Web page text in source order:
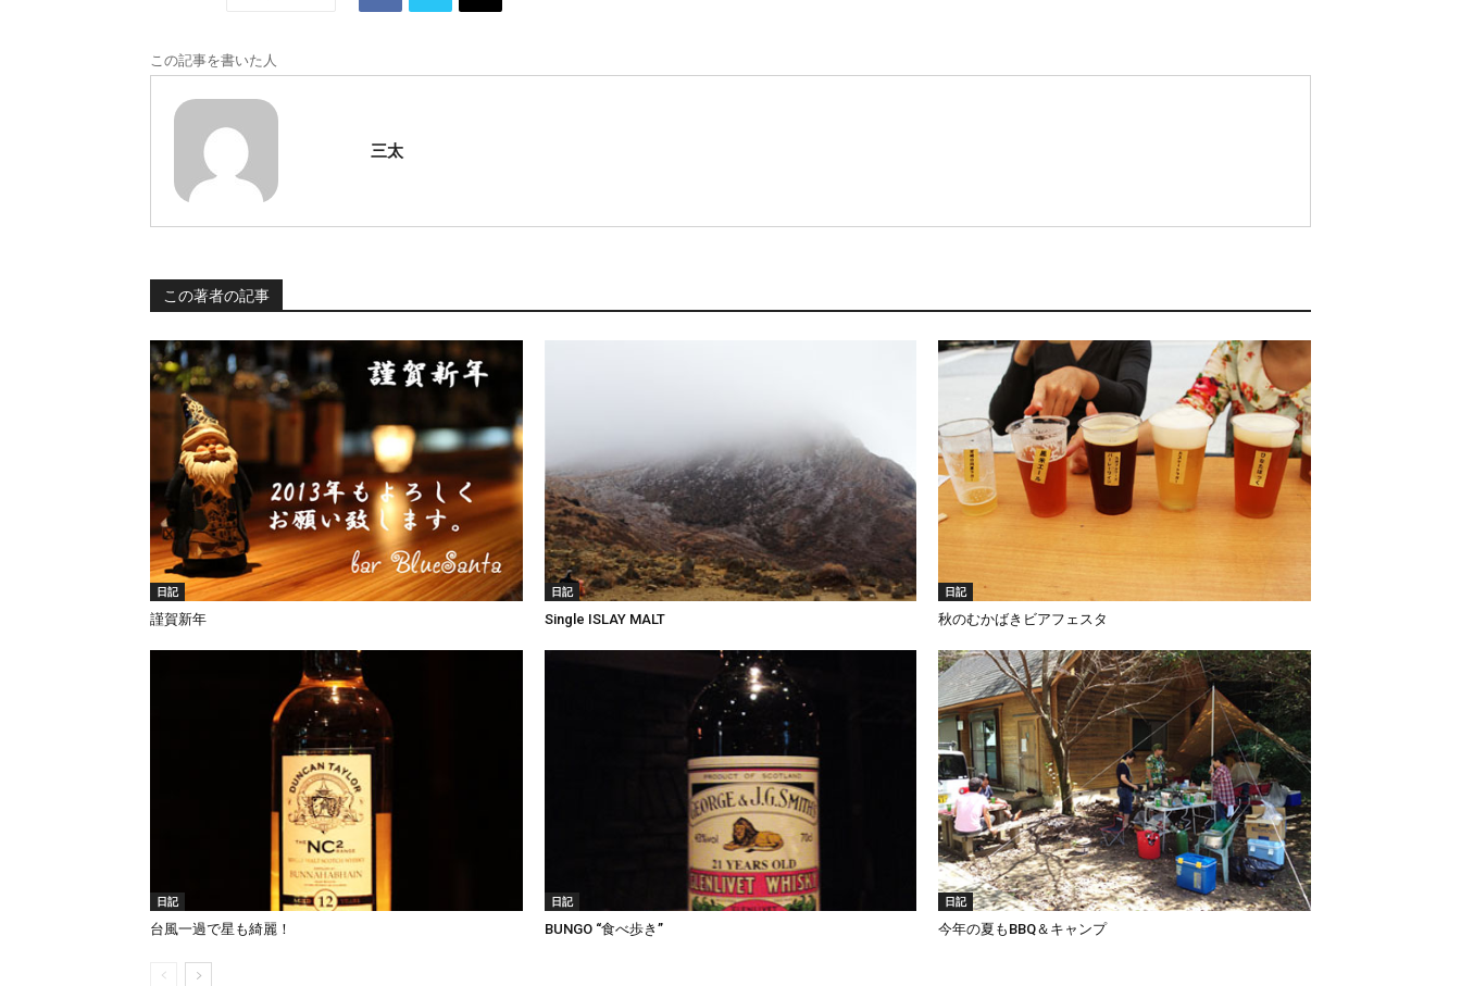
この記事を書いた人
三太
この著者の記事
日記
謹賀新年
日記
Single ISLAY MALT
日記
秋のむかばきビアフェスタ
日記
台風一過で星も綺麗！
日記
BUNGO “食べ歩き”
日記
今年の夏もBBQ＆キャンプ